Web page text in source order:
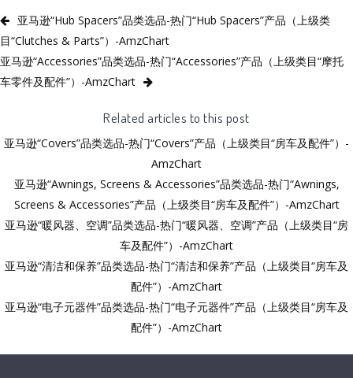
亚马逊“Hub Spacers”品类选品-热门“Hub Spacers”产品（上级类
目“Clutches & Parts”）-AmzChart
亚马逊“Accessories”品类选品-热门“Accessories”产品（上级类目“摩托
车零件及配件”）-AmzChart
Related articles to this post
亚马逊“Covers”品类选品-热门“Covers”产品（上级类目“房车及配件”）-
AmzChart
亚马逊“Awnings, Screens & Accessories”品类选品-热门“Awnings,
Screens & Accessories”产品（上级类目“房车及配件”）-AmzChart
亚马逊“暖风器、空调”品类选品-热门“暖风器、空调”产品（上级类目“房
车及配件”）-AmzChart
亚马逊“清洁和保养”品类选品-热门“清洁和保养”产品（上级类目“房车及
配件”）-AmzChart
亚马逊“电子元器件”品类选品-热门“电子元器件”产品（上级类目“房车及
配件”）-AmzChart